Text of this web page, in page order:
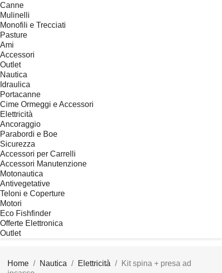
Canne
Mulinelli
Monofili e Trecciati
Pasture
Ami
Accessori
Outlet
Nautica
Idraulica
Portacanne
Cime Ormeggi e Accessori
Elettricità
Ancoraggio
Parabordi e Boe
Sicurezza
Accessori per Carrelli
Accessori Manutenzione
Motonautica
Antivegetative
Teloni e Coperture
Motori
Eco Fishfinder
Offerte Elettronica
Outlet
Home Nautica Elettricità
Kit spina + presa ad